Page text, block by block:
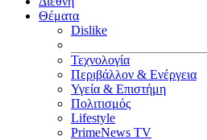
Θέματα
Dislike
Τεχνολογία
Περιβάλλον & Ενέργεια
Υγεία & Επιστήμη
Πολιτισμός
Lifestyle
PrimeNews TV